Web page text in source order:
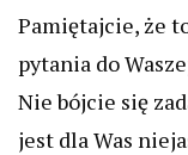
Pamiętajcie, że
pytania do
Nie bójcie się
jest dla Was